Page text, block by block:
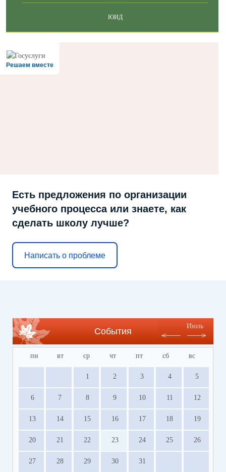
ЮИД
Решаем вместе
Есть предложения по организации
учебного процесса или знаете, как
сделать школу лучше?
Написать о проблеме
События
Июль
пн вт ср чт пт сб вс
1 2 3 4 5
6 7 8 9 10 11 12
13 14 15 16 17 18 19
20 21 22 23 24 25 26
27 28 29 30 31